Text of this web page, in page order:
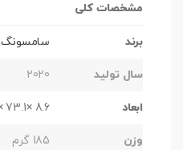
مشخصات کلی
برند سامسونگ
سال تولید 2020
ابعاد 8.6 ×73.1 × 159.3میلی متر
وزن 185 گرم